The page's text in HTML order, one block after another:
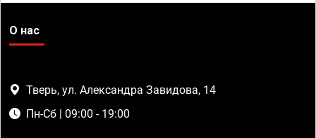
О нас
Тверь, ул. Александра Завидова, 14
Пн-Сб | 09:00 - 19:00